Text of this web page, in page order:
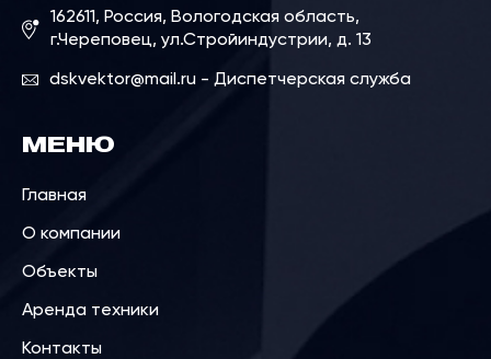
162611, Россия, Вологодская область,
г.Череповец, ул.Стройиндустрии, д. 13
dskvektor@mail.ru - Диспетчерская служба
МЕНЮ
Главная
О компании
Объекты
Аренда техники
Контакты